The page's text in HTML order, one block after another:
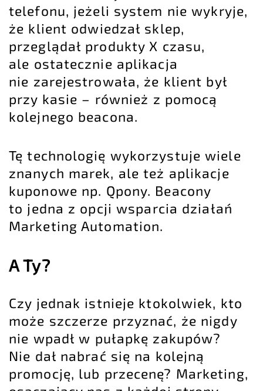
telefonu, jeżeli system nie wykryje,
że klient odwiedzał sklep,
przeglądał produkty X czasu,
ale ostatecznie aplikacja
nie zarejestrowała, że klient był
przy kasie – również z pomocą
kolejnego beacona.
Tę technologię wykorzystuje wiele
znanych marek, ale też aplikacje
kuponowe np. Qpony. Beacony
to jedna z opcji wsparcia działań
Marketing Automation.
A Ty?
Czy jednak istnieje ktokolwiek, kto
może szczerze przyznać, że nigdy
nie wpadł w pułapkę zakupów?
Nie dał nabrać się na kolejną
promocję, lub przecenę? Marketing,